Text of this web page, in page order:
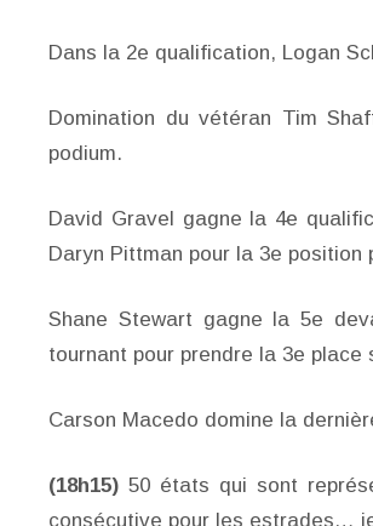
Dans la 2e qualification, Logan
Domination du vétéran Tim
podium.
David Gravel gagne la 4e
Daryn Pittman pour la 3e position
Shane Stewart gagne la 5e
tournant pour prendre la 3e place
Carson Macedo domine la
(18h15) 50 états qui sont
consécutive pour les estrades…